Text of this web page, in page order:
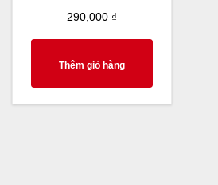
290,000 ₫
Thêm giỏ hàng